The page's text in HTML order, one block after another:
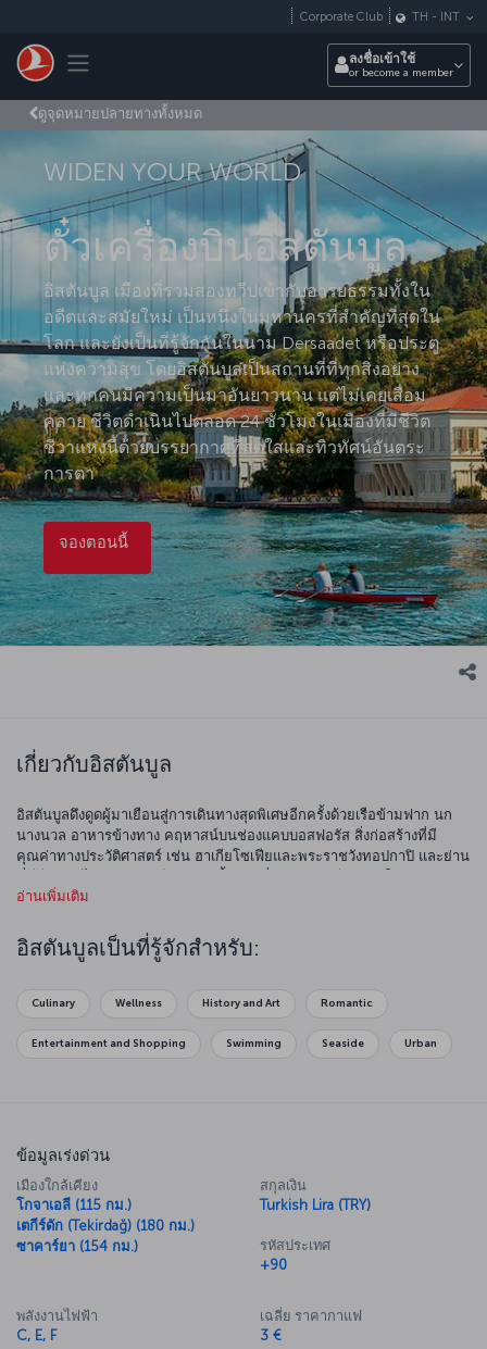
Toggle navigation
Corporate Club TH - INT
ลงชื่อเข้าใช้
or become a member
ดูจุดหมายปลายทางทั้งหมด
WIDEN YOUR WORLD
ตั๋วเครื่องบินอิสตันบูล
อิสตันบูล เมืองที่รวมสองทวีปเข้ากับอารยธรรมทั้งใน
อดีตและสมัยใหม่ เป็นหนึ่งในมหานครที่สำคัญที่สุดใน
โลก และยังเป็นที่รู้จักกันในนาม Dersaadet หรือประตู
แห่งความสุข โดยอิสตันบูลเป็นสถานที่ที่ทุกสิ่งอย่าง
และทุกคนมีความเป็นมาอันยาวนาน แต่ไม่เคยเสื่อม
คลาย ชีวิตดำเนินไปตลอด 24 ชั่วโมงในเมืองที่มีชีวิต
ชีวาแห่งนี้ด้วยบรรยากาศที่สดใสและทิวทัศน์อันตระ
การตา
จองตอนนี้
เกี่ยวกับอิสตันบูล
อิสตันบูลดึงดูดผู้มาเยือนสู่การเดินทางสุดพิเศษอีกครั้งด้วยเรือข้ามฟาก นก
นางนวล อาหารข้างทาง คฤหาสน์บนช่องแคบบอสฟอรัส สิ่งก่อสร้างที่มี
คุณค่าทางประวัติศาสตร์ เช่น ฮาเกียโซเฟียและพระราชวังทอปกาปิ และย่าน
ประวัติศาสตร์ และร่องรอยอารยธรรมต่าง ๆ อิสตันบูลมีความคึกคักและมี
คอย ทักซิม และคาดิคอย ที่แสดงให้เห็นถึงลักษณะเฉพาะแบบดั้งเดิมและมี
ชีวิตชีวา ทุกคนสามารถค้นพบสถานที่ที่จะเพลิดเพลินไปกับเวลาของตนได้!
แห่งนี้ได้ในหน้า “คู่มือท่องเที่ยวอิสตันบูล” ก่อนซื้อตั๋วเครื่องบินอิสตันบูลเพื่อ
สถานที่เหล่านี้เพื่อทำความรู้จักจิตวิญญาณที่แท้จริงของอิสตันบูลด้วยกัน
สำหรับประสบการณ์ใหม่เอี่ยม: ซื้อตั๋วเครื่องบิน
อิสตันบูลตอนนี้
คุณสามารถเดินทางไปยังอิสตันบูล เมืองศูนย์กลางของ Turkish Airlines ได้
เกี่ยวกับราคาตั๋วเครื่องบินอิสตันบูลและรายละเอียดทั้งหมดที่คุณต้องการ
สำหรับเที่ยวบินอิสตันบูลได้ในหน้านี้หรือในส่วน “
อ่านเพิ่มเติม
อิสตันบูลเป็นที่รู้จักสำหรับ:
Culinary Wellness History and Art Romantic
Entertainment and Shopping Swimming Seaside Urban
ข้อมูลเร่งด่วน
เมืองใกล้เคียง
โกจาเอลี (115 กม.)
เตกีร์ดัก (Tekirdağ) (180 กม.)
ซาคาร์ยา (154 กม.)
สกุลเงิน
Turkish Lira (TRY)
รหัสประเทศ
+90
พลังงานไฟฟ้า
C, E, F
เฉลี่ย ราคากาแฟ
3 €